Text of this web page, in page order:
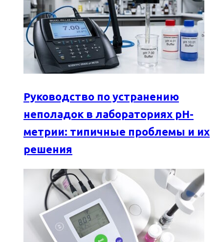
Руководство по устранению
неполадок в лабораториях pH-
метрии: типичные проблемы и их
решения